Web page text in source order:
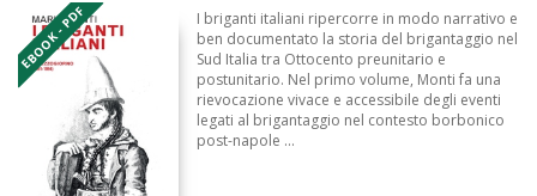
EBOOK - PDF
I briganti italiani ripercorre in modo narrativo e
ben documentato la storia del brigantaggio nel
Sud Italia tra Ottocento preunitario e
postunitario. Nel primo volume, Monti fa una
rievocazione vivace e accessibile degli eventi
legati al brigantaggio nel contesto borbonico
post-napole ...